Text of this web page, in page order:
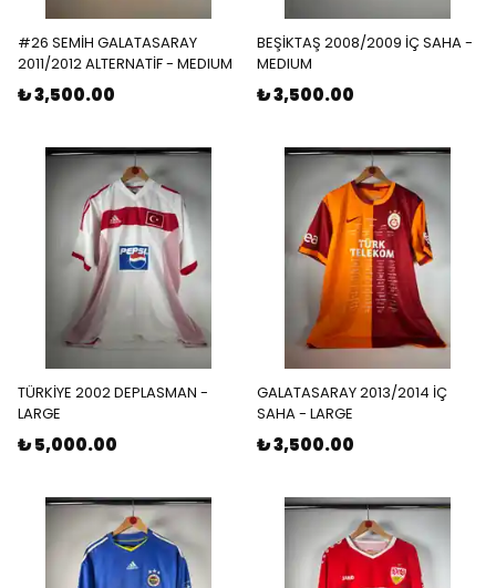
#26 SEMİH GALATASARAY
2011/2012 ALTERNATİF - MEDIUM
₺ 3,500.00
BEŞİKTAŞ 2008/2009 İÇ SAHA -
MEDIUM
₺ 3,500.00
TÜRKİYE 2002 DEPLASMAN -
LARGE
₺ 5,000.00
GALATASARAY 2013/2014 İÇ
SAHA - LARGE
₺ 3,500.00